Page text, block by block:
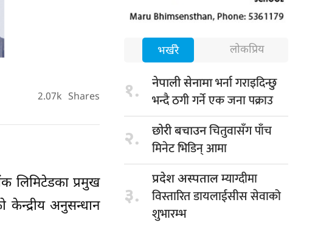
2.07k Shares
लिमिटेडका प्रमुख
केन्द्रीय अनुसन्धान
भर्खरै लोकप्रिय
१. नेपाली सेनामाभर्ना गराइदिन्छु
भन्दै ठगी गर्ने एक जना पक्राउ
२. छोरी बचाउनचितुवासँग पाँच
मिनेट भिडिन् आमा
३.
प्रदेश अस्पतालम्याग्दीमा
विस्तारित डायलाईसीस सेवाको
शुभारम्भ